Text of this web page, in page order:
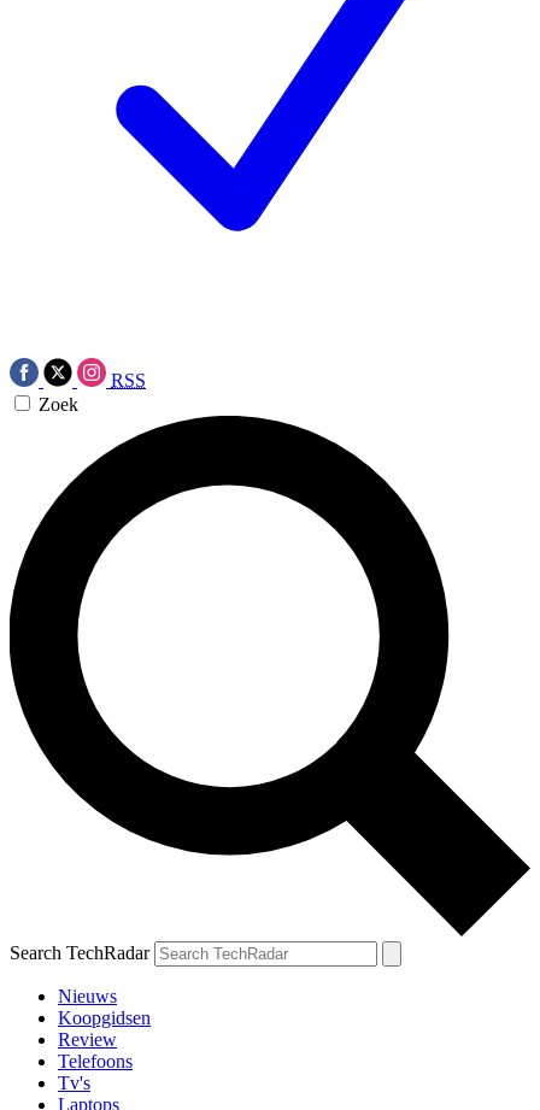
RSS
Zoek
Search TechRadar
Nieuws
Koopgidsen
Review
Telefoons
Tv's
Laptops